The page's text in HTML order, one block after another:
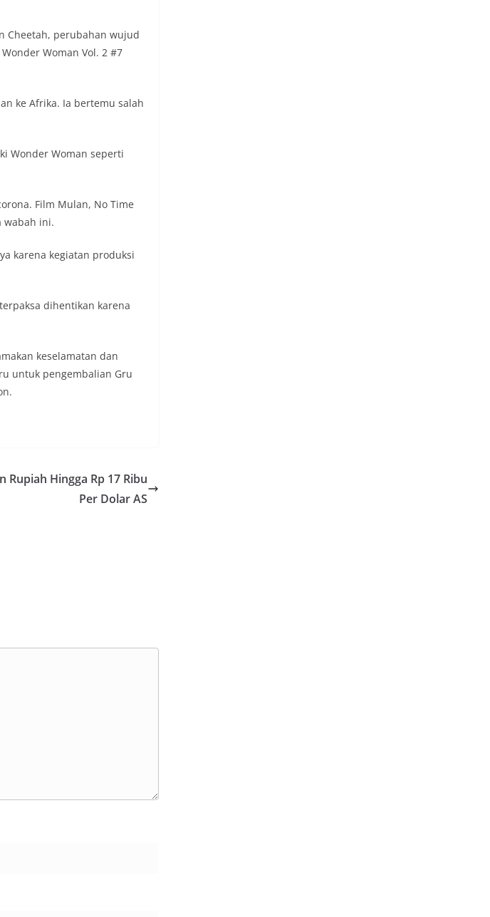
Cheetah, perubahan wujud
Woman Vol. 2 #7
ke Afrika. Ia bertemu salah
Wonder Woman seperti
Film Mulan, No Time
wabah ini.
karena kegiatan produksi
dihentikan karena
keselamatan dan
untuk pengembalian Gru
Rupiah Hingga Rp 17 Ribu
Per Dolar AS